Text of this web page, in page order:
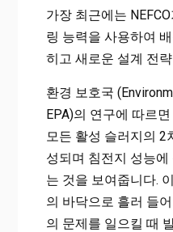
가장 최근에는
링 능력을 사용하여
히고 새로운 설계 전
환경 보호국
EPA)의 연구에 따르
모든 활성 슬러지의 2
성되며 침전지 성능
는 것을 보여줍니다.
의 바닥으로 흘러 들
의 문제를 일으킬 때